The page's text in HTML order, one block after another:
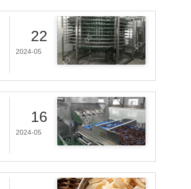
22
2024-05
16
2024-05